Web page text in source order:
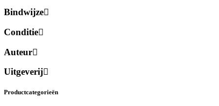
Bindwijze
Conditie
Auteur
Uitgeverij
Productcategorieën